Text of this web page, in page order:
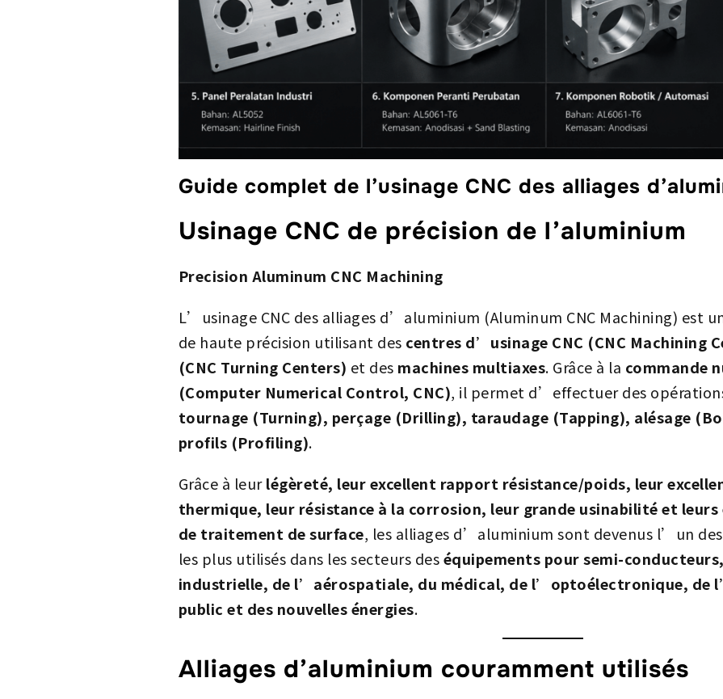
Guide complet de l’usinage CNC des alliages
Usinage CNC de précision de l’aluminium
Precision Aluminum CNC Machining
L’usinage CNC des alliages d’aluminium (Aluminum CNC Machining) est
de haute précision utilisant des centres d’usinage CNC (CNC Machining
(CNC Turning Centers) et des machines multiaxes. Grâce à la commande
(Computer Numerical Control, CNC), il permet d’effectuer des
tournage (Turning), perçage (Drilling), taraudage (Tapping), alésage
profils (Profiling).
Grâce à leurlégèreté, leur excellent rapport résistance/poids, leur
thermique, leur résistance à la corrosion, leur grande usinabilité et
de traitement de surface, les alliages d’aluminium sont devenus l’un
les plus utilisés dans les secteurs deséquipements pour semi-
industrielle, de l’aérospatiale, du médical, de l’optoélectronique, de
public et des nouvelles énergies.
Alliages d’aluminium couramment utilisés